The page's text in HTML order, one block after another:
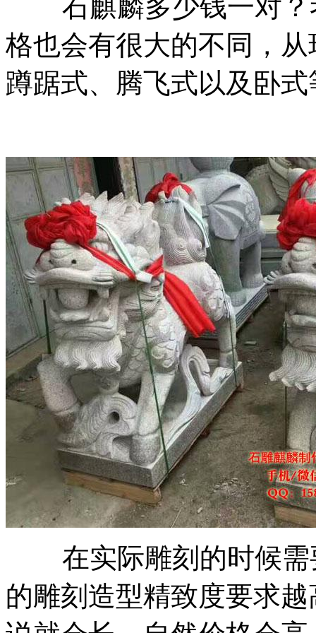
石麒麟多少钱一对？
格也会有很大的不同，
蹲踞式、腾飞式以及卧式
在实际雕刻的时候需
的雕刻造型精致度要求